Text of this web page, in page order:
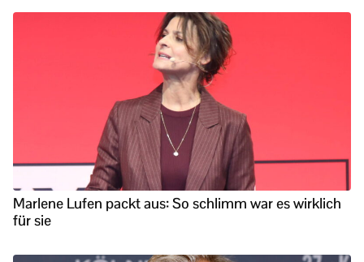
Marlene Lufen packt aus: So schlimm war es wirklich
für sie